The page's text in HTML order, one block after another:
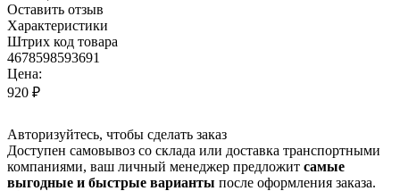
Оставить отзыв
Характеристики
Штрих код товара
4678598593691
Цена:
920 ₽
Авторизуйтесь, чтобы сделать заказ
Доступен самовывоз со склада или доставка транспортными
компаниями, ваш личный менеджер предложит самые
выгодные и быстрые варианты после оформления заказа.